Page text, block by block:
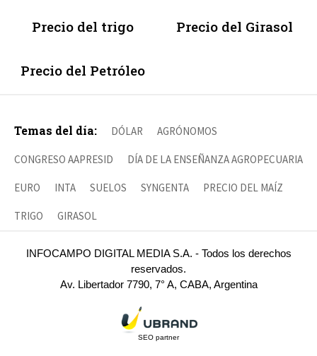
Precio del trigo Precio del Girasol
Precio del Petróleo
Temas del día: DÓLAR AGRÓNOMOS
CONGRESO AAPRESID DÍA DE LA ENSEÑANZA AGROPECUARIA
EURO INTA SUELOS SYNGENTA PRECIO DEL MAÍZ
TRIGO GIRASOL
INFOCAMPO DIGITAL MEDIA S.A. - Todos los derechos
reservados.
Av. Libertador 7790, 7° A, CABA, Argentina
SEO partner